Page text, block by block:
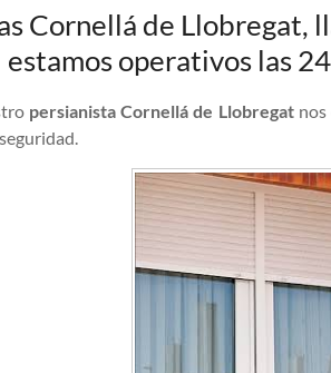
Cornellá de Llobregat,
estamos operativos las
persianista Cornellá de Llobregatnos